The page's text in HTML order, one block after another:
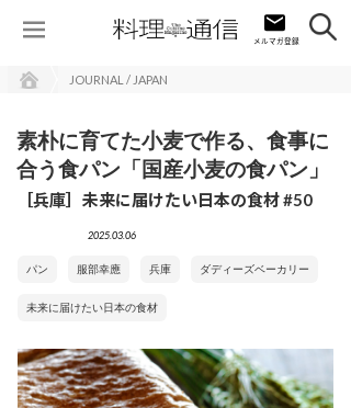
JOURNAL / JAPAN
素朴に育てた小麦で作る、食事に
合う食パン「国産小麦の食パン」
［兵庫］未来に届けたい日本の食材 #50
2025.03.06
パン 服部幸應 兵庫 ダディーズベーカリー
未来に届けたい日本の食材